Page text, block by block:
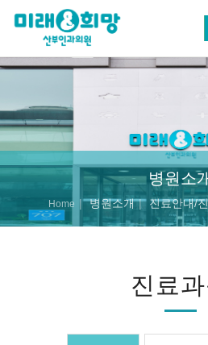
병원소
Home 병원소개 진료안내/
진료